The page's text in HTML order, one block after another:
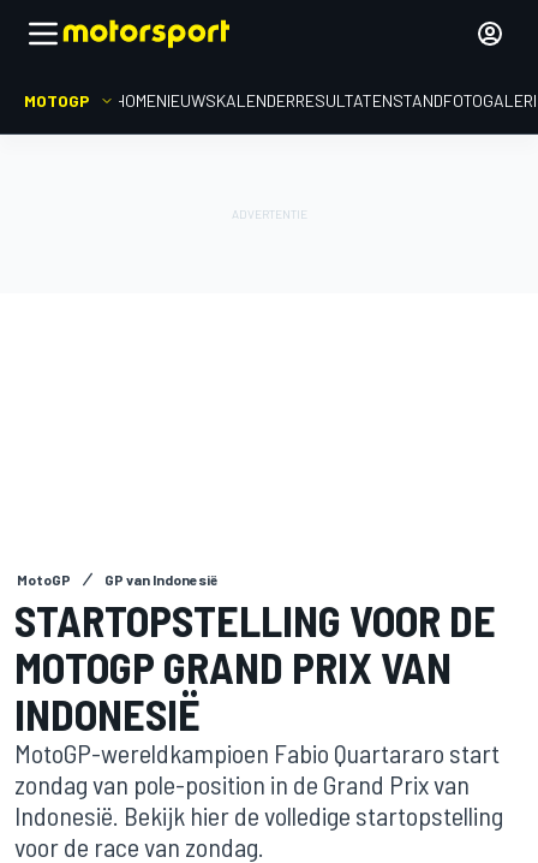
MOTOGP HOMENIEUWSKALENDERRESULTATENSTAND
MotoGP GP van Indonesië
STARTOPSTELLING VOOR DE
MOTOGP GRAND PRIX VAN
INDONESIË
MotoGP-wereldkampioen Fabio Quartararo start
zondag van pole-position in de Grand Prix van
Indonesië. Bekijk hier de volledige startopstelling
voor de race van zondag.